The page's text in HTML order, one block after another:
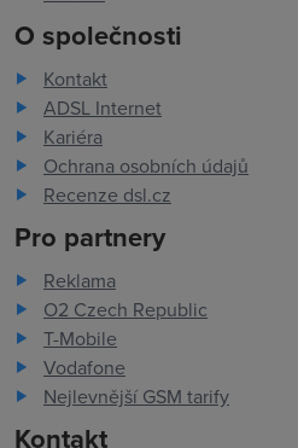
O společnosti
Kontakt
ADSL Internet
Kariéra
Ochrana osobních údajů
Recenze dsl.cz
Pro partnery
Reklama
O2 Czech Republic
T-Mobile
Vodafone
Nejlevnější GSM tarify
Kontakt